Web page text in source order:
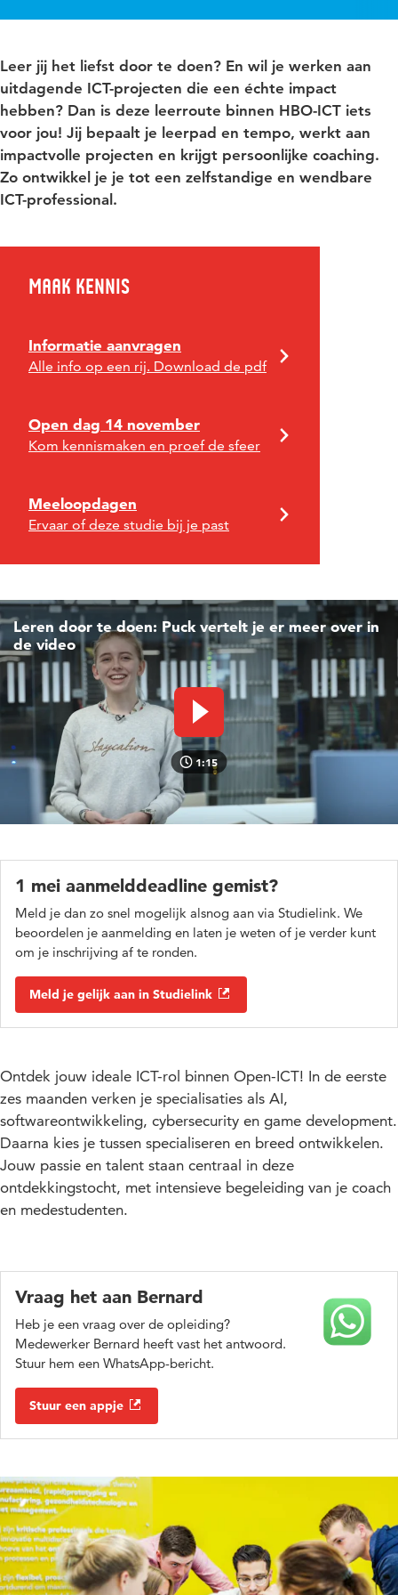
Leer jij het liefst door te doen? En wil je werken aan
uitdagende ICT-projecten die een échte impact
hebben? Dan is deze leerroute binnen HBO-ICT iets
voor jou! Jij bepaalt je leerpad en tempo, werkt aan
impactvolle projecten en krijgt persoonlijke coaching.
Zo ontwikkel je je tot een zelfstandige en wendbare
ICT-professional.
Maak kennis
Informatie aanvragen
Alle info op een rij. Download de pdf
Open dag 14 november
Kom kennismaken en proef de sfeer
Meeloopdagen
Ervaar of deze studie bij je past
Leren door te doen: Puck vertelt je er meer over in
de video
Video afspelen
1:15
1 mei aanmelddeadline gemist?
Meld je dan zo snel mogelijk alsnog aan via Studielink. We
beoordelen je aanmelding en laten je weten of je verder kunt
om je inschrijving af te ronden.
Meld je gelijk aan in Studielink
Ontdek jouw ideale ICT-rol binnen Open-ICT! In de eerste
zes maanden verken je specialisaties als AI,
softwareontwikkeling, cybersecurity en game development.
Daarna kies je tussen specialiseren en breed ontwikkelen.
Jouw passie en talent staan centraal in deze
ontdekkingstocht, met intensieve begeleiding van je coach
en medestudenten.
Vraag het aan Bernard
Heb je een vraag over de opleiding?
Medewerker Bernard heeft vast het antwoord.
Stuur hem een WhatsApp-bericht.
Stuur een appje